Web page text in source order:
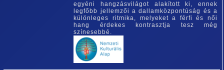
egyéni hangzásvilágot alakított ki, ennek
legfőbb jellemzői a dallamközpontúság és a
különleges ritmika, melyeket a férfi és női
hang érdekes kontrasztja tesz még
színesebbé.